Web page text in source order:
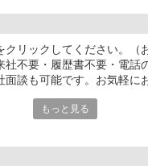
クリックしてください。（
社不要・履歴書不要・電話
面談も可能です。お気軽に
もっと見る